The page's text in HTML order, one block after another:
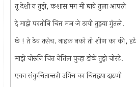
तू देशी न तुझे, कशास मग मी द्यावे तुला आपले
दे माझे परतोनि चित्त मज जे ठायी तुझ्या गुंतले.
छे ! ते ठेव तसेच. नाहक नको तो शीण का की, हटे
माझे चोरुनि चित्त नेतिल पुन्हा डोळे तुझे चोरटे.
एका संकुचितान्तरी उगिच का चित्तद्वया दाटणी